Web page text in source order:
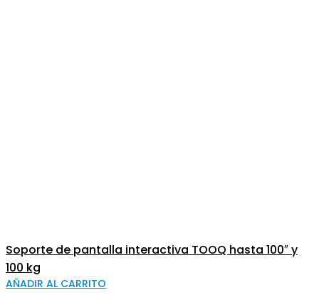
Soporte de pantalla interactiva TOOQ hasta 100″ y
100 kg
AÑADIR AL CARRITO